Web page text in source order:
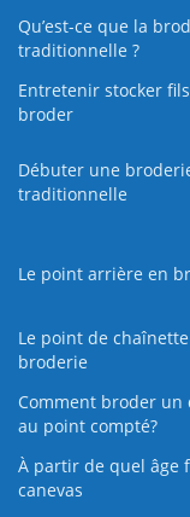
Qu’est-ce que la
traditionnelle ?
Entretenir stocker
broder
Débuter une
traditionnelle
Le point arrière en
Le point de
broderie
Comment broder un
au point compté?
À partir de quel âge
canevas